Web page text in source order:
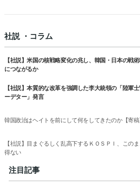
社説 ・コラム
【社説】米国の核戦略変化の兆し、韓国・日本の戦
につながるか
【社説】本質的な改革を強調した李大統領の「陸軍
ーデター」発言
韓国政治はヘイトを前にして何をしてきたのか【寄稿
【社説】目まぐるしく乱高下するＫＯＳＰＩ、この
得ない
注目記事